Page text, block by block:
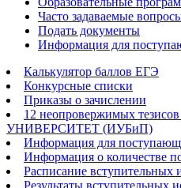
Часто задаваемые
Подать документы
Информация для
Калькулятор баллов ЕГЭ
Конкурсные списки
Приказы о зачислении
12 неопровержимых
УНИВЕРСИТЕТ (ИУБиП)
Информация для
Информация о количестве
Расписание вступительных